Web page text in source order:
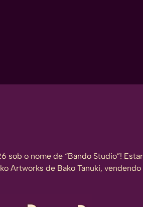
sob o nome de “Bando Studio”!
Artworks de Bako Tanuki,